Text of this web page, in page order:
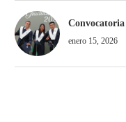
enero 15, 2026